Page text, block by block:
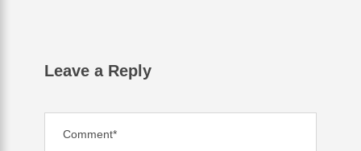
Leave a Reply